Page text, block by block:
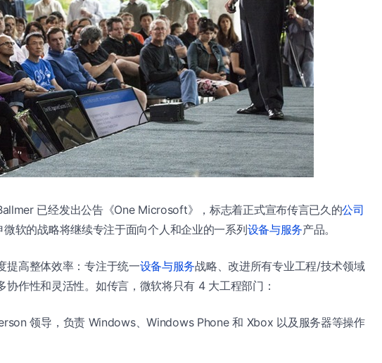
已经发出公告《One Microsoft》，标志着正式宣布传言已久的公司
微软的战略将继续专注于面向个人和企业的一系列设备与服务产品。
提高整体效率：专注于统一设备与服务战略、改进所有专业工程/技术领域
协作性和灵活性。如传言，微软将只有 4 大工程部门：
领导，负责 Windows、Windows Phone 和 Xbox 以及服务器等操作